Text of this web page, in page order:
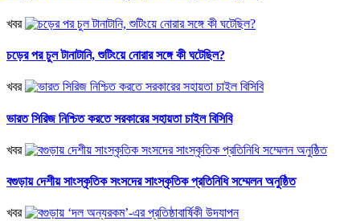
খবর
চড়ের পর চুল টানাটানি, শুটিংয়ে নোরার সঙ্গে কী ঘটেছিল?
খবর
ভারত সিরিজ নিশ্চিত করতে সরকারের সহায়তা চাইল বিসিবি
খবর
বগুড়ায় দেশীয় সাংস্কৃতিক সংসদের সাংস্কৃতিক প্রতিনিধি সম্মেলন অনুষ্ঠিত
খবর